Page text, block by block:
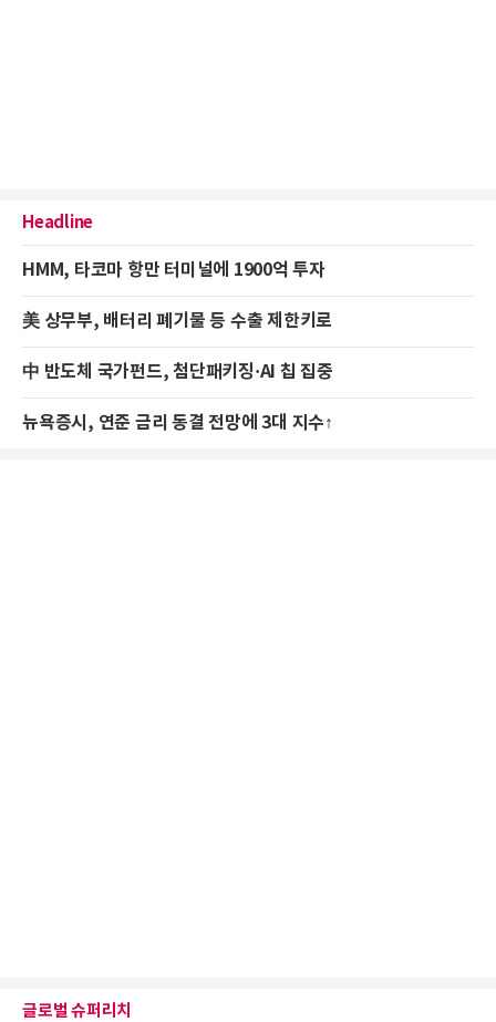
Headline
HMM, 타코마 항만 터미널에 1900억 투자
美 상무부, 배터리 폐기물 등 수출 제한키로
中 반도체 국가펀드, 첨단패키징·AI 칩 집중
뉴욕증시, 연준 금리 동결 전망에 3대 지수↑
글로벌 슈퍼리치